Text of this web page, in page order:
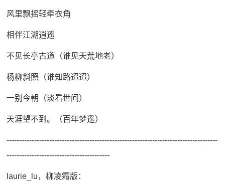
风里飘摇轻牵衣角
相伴江湖逍遥
不见长亭古道（谁见天荒地老）
杨柳斜照（谁知路迢迢）
一别今朝（淡看世间）
天涯望不到。（百年梦遥）
------------------------------------------------------------------------------------
-----------------------------------------
laurie_lu，柳凌霜版：